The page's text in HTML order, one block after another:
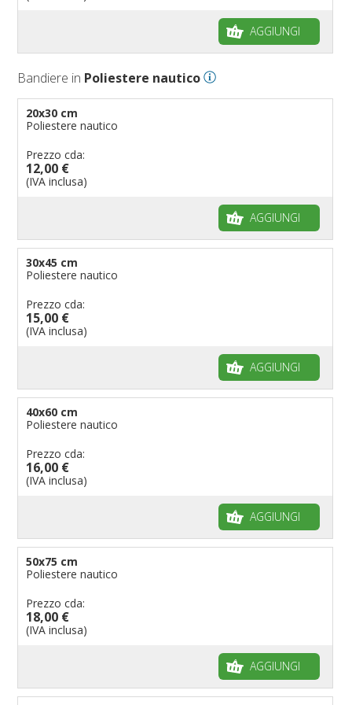
Bandiere per eventi religiosi
Bandiere per ambasciate
Bandiere per riserve naturali e parchi
Bandiere per musicisti
pennoni per bandiere
AGGIUNGI
Bandiere in Poliestere nautico
20x30 cm
Poliestere nautico
Prezzo cda:
12,00 €
(IVA inclusa)
AGGIUNGI
30x45 cm
Poliestere nautico
Prezzo cda:
15,00 €
(IVA inclusa)
AGGIUNGI
40x60 cm
Poliestere nautico
Prezzo cda:
16,00 €
(IVA inclusa)
AGGIUNGI
50x75 cm
Poliestere nautico
Prezzo cda:
18,00 €
(IVA inclusa)
AGGIUNGI